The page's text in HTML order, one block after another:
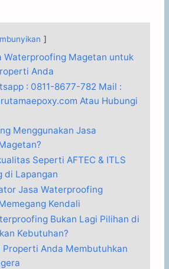
Waterproofing Magetan untuk
Anda
: 0811-8677-782 Mail :
Atau Hubungi
Menggunakan Jasa
Seperti AFTEC & ITLS
di Lapangan
Jasa Waterproofing
Kendali
Bukan Lagi Pilihan di
Kebutuhan?
Properti Anda Membutuhkan